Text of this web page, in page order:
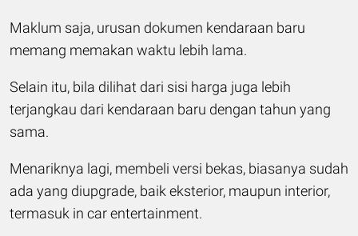
Maklum saja, urusan dokumen ken­daraan baru
memang memakan waktu lebih lama.
Selain itu, bila dilihat dari sisi harga juga lebih
terjangkau dari kendaraan baru dengan tahun yang
sama.
Menariknya lagi, membeli versi bekas, biasanya sudah
ada yang diupgrade, baik eksterior, maupun interior,
termasuk in car entertainment.